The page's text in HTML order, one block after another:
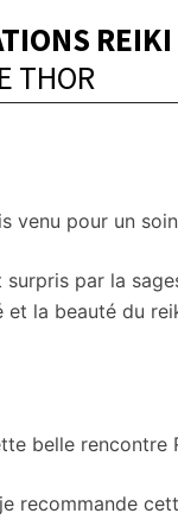
THOR
venu pour un
par la
et la beauté du
belle rencontre
recommande